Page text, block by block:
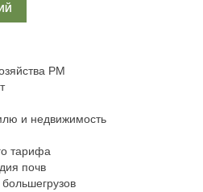
РМ
и недвижимость
тарифа
почв